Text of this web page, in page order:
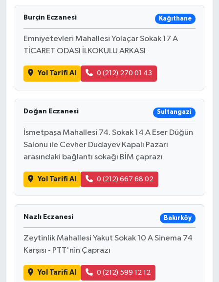
Burçin Eczanesi Kağıthane
Emniyetevleri Mahallesi Yolaçar Sokak 17 A
TİCARET ODASI İLKOKULU ARKASI
Yol Tarifi Al 0 (212) 270 01 43
Doğan Eczanesi Sultangazi
İsmetpaşa Mahallesi 74. Sokak 14 A Eser Düğün
Salonu ile Cevher Dudayev Kapalı Pazarı
arasındaki bağlantı sokağı BİM çaprazı
Yol Tarifi Al 0 (212) 667 68 02
Nazlı Eczanesi Bakırköy
Zeytinlik Mahallesi Yakut Sokak 10 A Sinema 74
Karşısı - PTT'nin Çaprazı
Yol Tarifi Al 0 (212) 599 12 12